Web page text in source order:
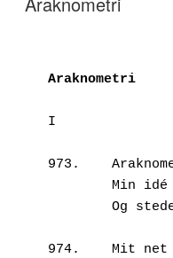
Araknometri
I
973.
Og
974.	Mit